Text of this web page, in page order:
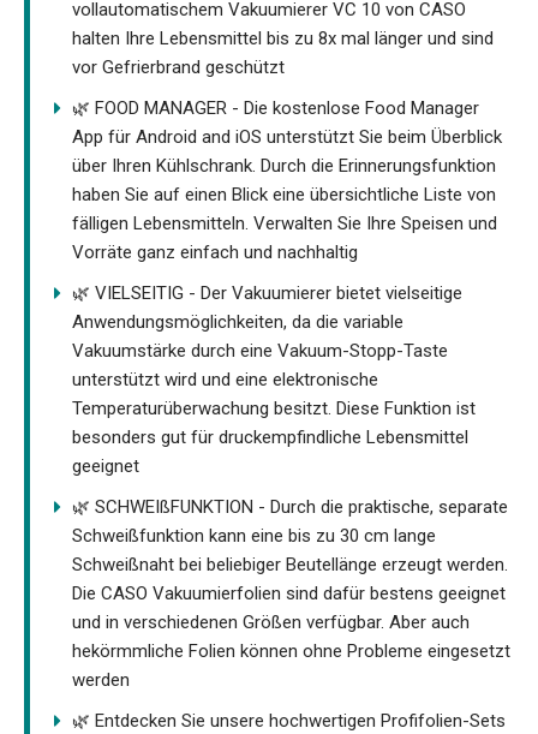
vollautomatischem Vakuumierer VC 10 von CASO
halten Ihre Lebensmittel bis zu 8x mal länger und sind
vor Gefrierbrand geschützt
🌿 FOOD MANAGER - Die kostenlose Food Manager
App für Android and iOS unterstützt Sie beim Überblick
über Ihren Kühlschrank. Durch die Erinnerungsfunktion
haben Sie auf einen Blick eine übersichtliche Liste von
fälligen Lebensmitteln. Verwalten Sie Ihre Speisen und
Vorräte ganz einfach und nachhaltig
🌿 VIELSEITIG - Der Vakuumierer bietet vielseitige
Anwendungsmöglichkeiten, da die variable
Vakuumstärke durch eine Vakuum-Stopp-Taste
unterstützt wird und eine elektronische
Temperaturüberwachung besitzt. Diese Funktion ist
besonders gut für druckempfindliche Lebensmittel
geeignet
🌿 SCHWEIßFUNKTION - Durch die praktische, separate
Schweißfunktion kann eine bis zu 30 cm lange
Schweißnaht bei beliebiger Beutellänge erzeugt werden.
Die CASO Vakuumierfolien sind dafür bestens geeignet
und in verschiedenen Größen verfügbar. Aber auch
hekörmmliche Folien können ohne Probleme eingesetzt
werden
🌿 Entdecken Sie unsere hochwertigen Profifolien-Sets